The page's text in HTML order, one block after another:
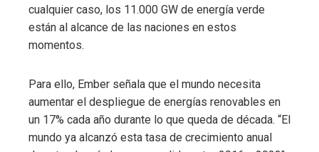
cualquier caso, los 11.000 GW de energía verde
están al alcance de las naciones en estos
momentos.
Para ello, Ember señala que el mundo necesita
aumentar el despliegue de energías renovables en
un 17% cada año durante lo que queda de década. “El
mundo ya alcanzó esta tasa de crecimiento anual